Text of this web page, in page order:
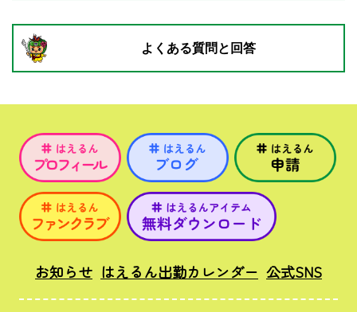
よくある質問と回答
お知らせ はえるん出勤カレンダー 公式SNS